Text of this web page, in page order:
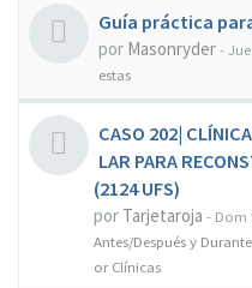
Guía práctica
por Masonryder-
estas
CASO 202|
LAR PARA
(2124 UFS)
por Tarjetaroja - Dom
Antes/Después y
or Clínicas